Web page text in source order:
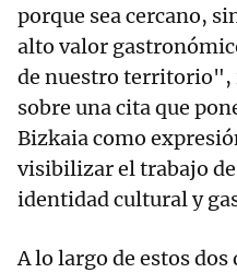
porque sea cercano,
alto valor
de nuestro territorio",
sobre una cita que
Bizkaia como
visibilizar el trabajo
identidad cultural y
A lo largo de estos dos